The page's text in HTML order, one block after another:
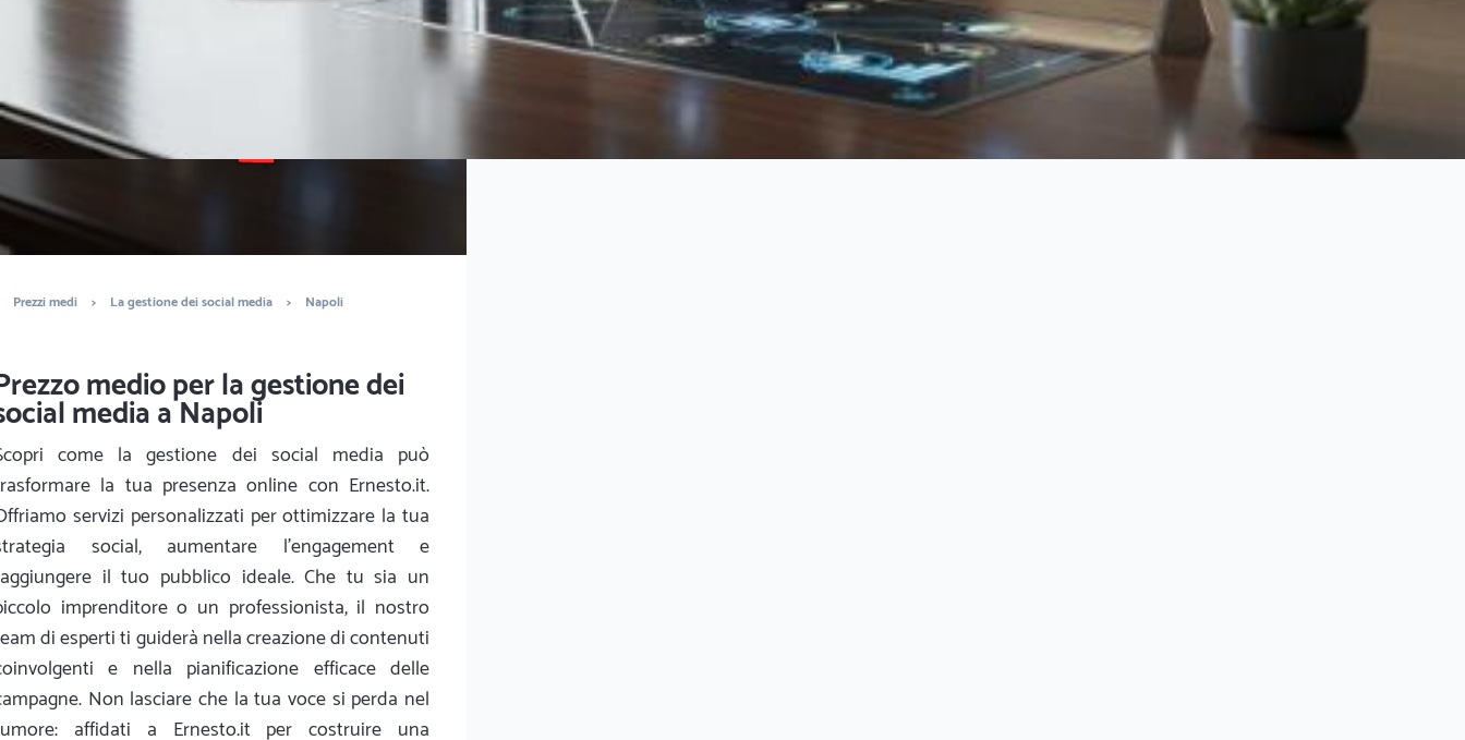
Prezzi medi > La gestione dei social media > Napoli
medio per la gestione dei
media a Napoli
come la gestione dei social media può
la tua presenza online con Ernesto.it.
servizi personalizzati per ottimizzare la tua
social, aumentare l'engagement e
il tuo pubblico ideale. Che tu sia un
imprenditore o un professionista, il nostro
di esperti ti guiderà nella creazione di contenuti
e nella pianificazione efficace delle
Non lasciare che la tua voce si perda nel
affidati a Ernesto.it per costruire una